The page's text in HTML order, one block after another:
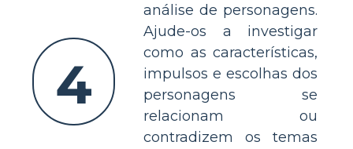
4
análise de personagens.
Ajude-os a investigar
como as características,
impulsos e escolhas dos
personagens se
relacionam ou
contradizem os temas